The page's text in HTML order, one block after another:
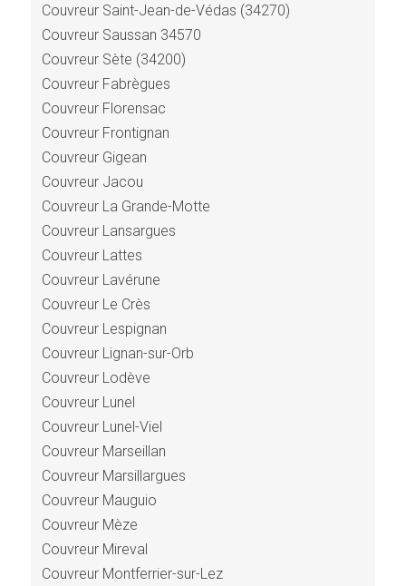
Couvreur Saint-Jean-de-Védas (34270)
Couvreur Saussan 34570
Couvreur Sète (34200)
Couvreur Fabrègues
Couvreur Florensac
Couvreur Frontignan
Couvreur Gigean
Couvreur Jacou
Couvreur La Grande-Motte
Couvreur Lansargues
Couvreur Lattes
Couvreur Lavérune
Couvreur Le Crès
Couvreur Lespignan
Couvreur Lignan-sur-Orb
Couvreur Lodève
Couvreur Lunel
Couvreur Lunel-Viel
Couvreur Marseillan
Couvreur Marsillargues
Couvreur Mauguio
Couvreur Mèze
Couvreur Mireval
Couvreur Montferrier-sur-Lez